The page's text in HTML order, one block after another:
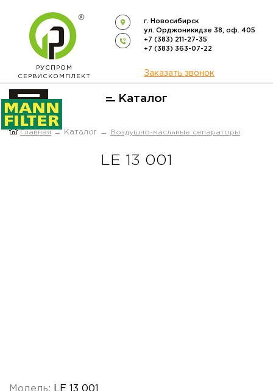
РУСПРОМ
СЕРВИСКОМПЛЕКТ
г. Новосибирск
ул. Орджоникидзе 38, оф. 405
+7 (383) 211-27-35
+7 (383) 363-07-22
Заказать звонок
Каталог
ОФИЦИАЛЬНЫЙ ДИСТРИБЬЮТОР
Главная → Каталог → Воздушно-масляные сепараторы
LE 13 001
Модель: LE 13 001